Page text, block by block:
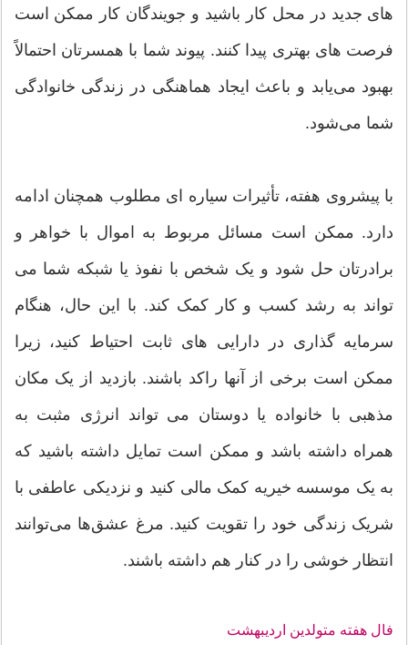
های جدید در محل کار باشید و جویندگان کار ممکن است
فرصت های بهتری پیدا کنند. پیوند شما با همسرتان احتمالاً
بهبود می‌یابد و باعث ایجاد هماهنگی در زندگی خانوادگی
شما می‌شود.
با پیشروی هفته، تأثیرات سیاره ای مطلوب همچنان ادامه
دارد. ممکن است مسائل مربوط به اموال با خواهر و
برادرتان حل شود و یک شخص با نفوذ یا شبکه شما می
تواند به رشد کسب و کار کمک کند. با این حال، هنگام
سرمایه گذاری در دارایی های ثابت احتیاط کنید، زیرا
ممکن است برخی از آنها راکد باشند. بازدید از یک مکان
مذهبی با خانواده یا دوستان می تواند انرژی مثبت به
همراه داشته باشد و ممکن است تمایل داشته باشید که
به یک موسسه خیریه کمک مالی کنید و نزدیکی عاطفی با
شریک زندگی خود را تقویت کنید. مرغ عشق‌ها می‌توانند
انتظار خوشی را در کنار هم داشته باشند.
فال هفته متولدین اردیبهشت